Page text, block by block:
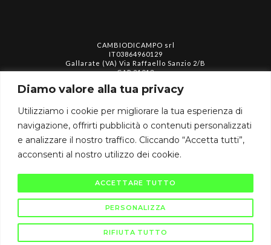
Diamo valore alla tua privacy
Utilizziamo i cookie per migliorare la tua esperienza di
navigazione, offrirti pubblicità o contenuti personalizzati
e analizzare il nostro traffico. Cliccando “Accetta tutti”,
acconsenti al nostro utilizzo dei cookie.
PERSONALIZZA
RIFIUTA TUTTO
ACCETTARE TUTTO
CAMBIODICAMPO srl
IT03864960129
Gallarate (VA) Via Raffaello Sanzio 2/B
CAP 21013
assistenza@cambiodicampo.com
Termini e condizioni